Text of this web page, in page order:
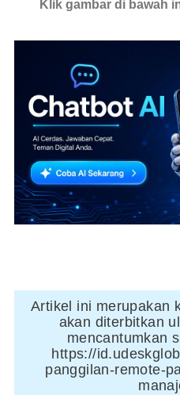
Klik gambar di bawah
Artikel ini merupakan
akan diterbitkan
mencantumkan
https://
panggilan-remote-